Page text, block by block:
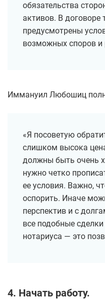
обязательства
активов. В договоре
предусмотрены
возможных споров и
Иммануил Любошиц
«Я посоветую
слишком высока
должны быть очень
нужно четко
ее условия. Важно,
оспорить. Иначе
перспектив и с
все подобные
нотариуса — это
4. Начать работу.